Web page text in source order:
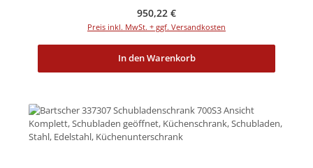
Regulärer Preis:
950,22 €
Preis inkl. MwSt. + ggf. Versandkosten
In den Warenkorb